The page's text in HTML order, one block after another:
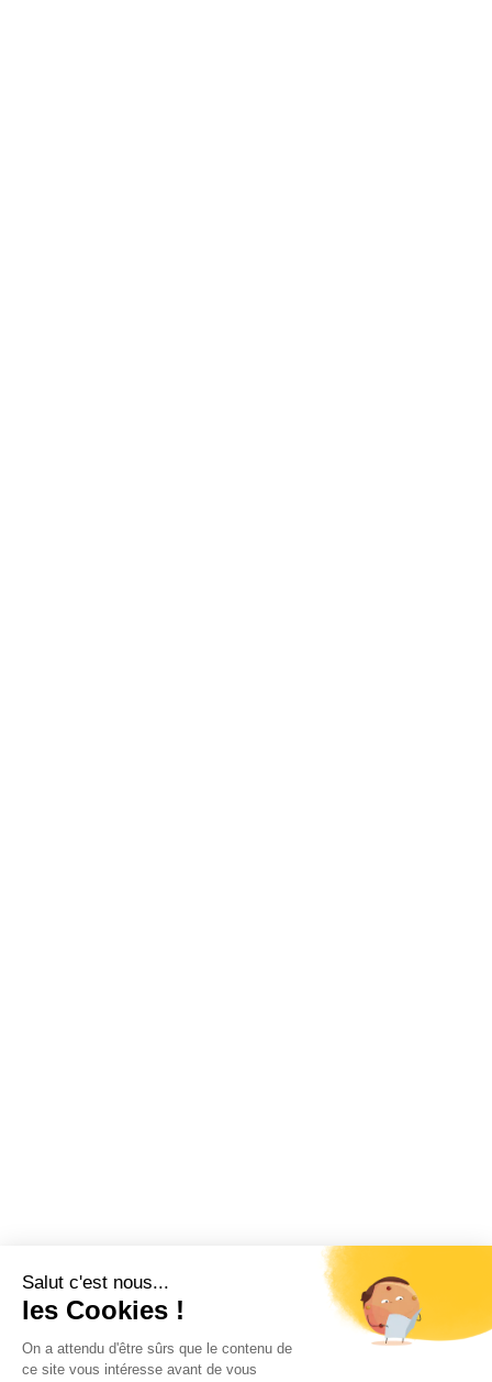
Salut c'est nous...
les Cookies !
On a attendu d'être sûrs que le contenu de
ce site vous intéresse avant de vous